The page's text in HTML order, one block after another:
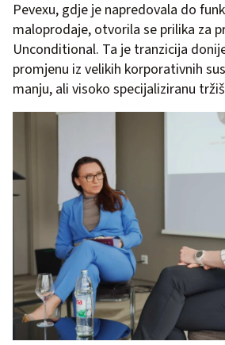
Pevexu, gdje je napredovala do
maloprodaje, otvorila se prilika za
Unconditional. Ta je tranzicija
promjenu iz velikih korporativnih
manju, ali visoko specijaliziranu